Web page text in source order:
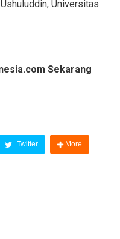
Universitas
Sekarang
Twitter More